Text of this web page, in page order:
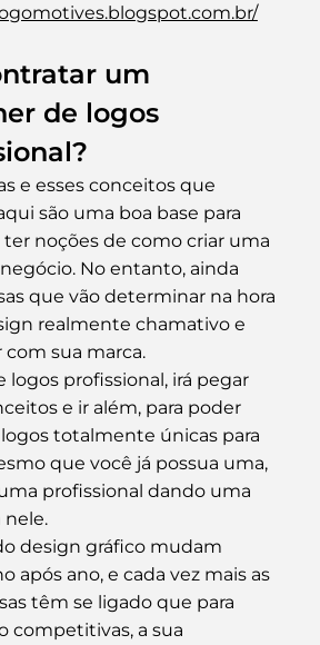
um
de logos
e esses conceitos que
são uma boa base para
noções de como criar uma
No entanto, ainda
que vão determinar na hora
realmente chamativo e
sua marca.
logos profissional, irá pegar
e ir além, para poder
totalmente únicas para
que você já possua uma,
profissional dando uma
nele.
design gráfico mudam
após ano, e cada vez mais as
têm se ligado que para
competitivas, a sua